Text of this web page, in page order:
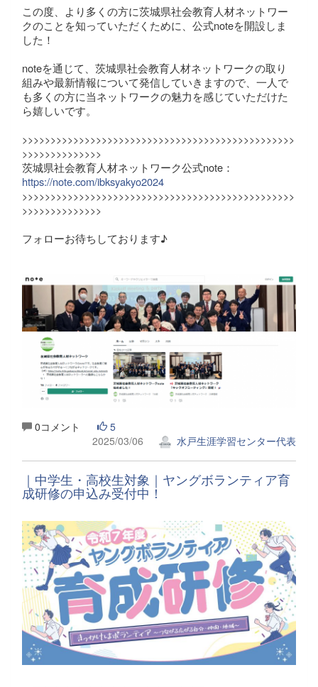
この度、より多くの方に茨城県社会教育人材ネットワー
クのことを知っていただくために、公式noteを開設しま
した！
noteを通じて、茨城県社会教育人材ネットワークの取り
組みや最新情報について発信していきますので、一人で
も多くの方に当ネットワークの魅力を感じていただけた
ら嬉しいです。
>>>>>>>>>>>>>>>>>>>>>>>>>>>>>>>>>>>>>>>>>>>>>>>>
>>>>>>>>>>>>>>
茨城県社会教育人材ネットワーク公式note：
https://note.com/ibksyakyo2024
>>>>>>>>>>>>>>>>>>>>>>>>>>>>>>>>>>>>>>>>>>>>>>>>
>>>>>>>>>>>>>>
フォローお待ちしております♪
0コメント
5
2025/03/06
水戸生涯学習センター代表
｜中学生・高校生対象｜ヤングボランティア育
成研修の申込み受付中！